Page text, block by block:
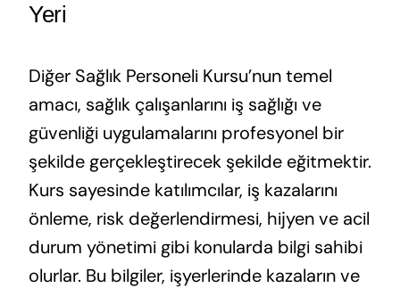
Yeri
Diğer Sağlık Personeli Kursu’nun temel
amacı, sağlık çalışanlarını iş sağlığı ve
güvenliği uygulamalarını profesyonel bir
şekilde gerçekleştirecek şekilde eğitmektir.
Kurs sayesinde katılımcılar, iş kazalarını
önleme, risk değerlendirmesi, hijyen ve acil
durum yönetimi gibi konularda bilgi sahibi
olurlar. Bu bilgiler, işyerlerinde kazaların ve